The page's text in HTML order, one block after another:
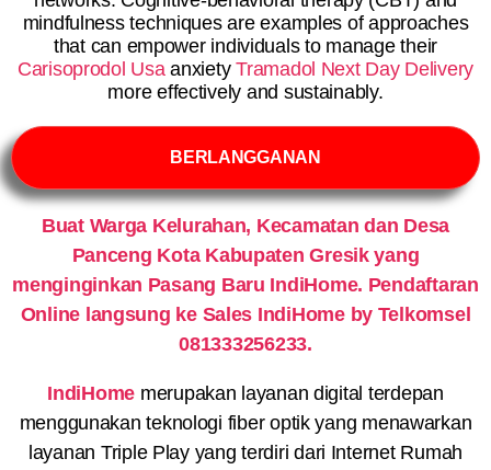
mindfulness techniques are examples of approaches
that can empower individuals to manage their
Carisoprodol UsaanxietyTramadol Next Day Delivery
more effectively and sustainably.
BERLANGGANAN
Buat Warga Kelurahan, Kecamatan dan Desa
Panceng Kota Kabupaten Gresik yang
menginginkan Pasang Baru IndiHome. Pendaftaran
Online langsung ke Sales IndiHome by Telkomsel
081333256233.
IndiHome merupakan layanan digital terdepan
menggunakan teknologi fiber optik yang menawarkan
layanan Triple Play yang terdiri dari Internet Rumah